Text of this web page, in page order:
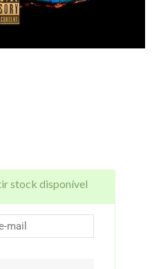
stock disponível